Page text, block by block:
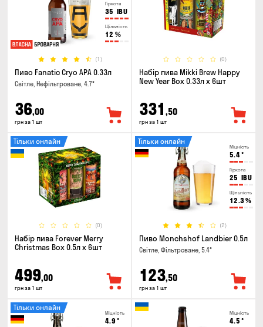
Гіркота
35 IBU
Щільність
12 %
(1)
Пиво Fanatic Cryo APA 0.33л
Світле, Нефільтроване, 4.7°
36,00
грн за 1 шт
(0)
Набір пива Mikki Brew Happy
New Year Box 0.33л x 6шт
331 ,50
грн за 1 шт
(0)
Тільки онлайн
Набір пива Forever Merry
Christmas Box 0.5л x 6шт
499,00
грн за 1 шт
Міцність
5.4°
Гіркота
25 IBU
Щільність
12.3%
(2)
Тільки онлайн
Пиво Monchshof Landbier 0.5л
Світле, Фільтроване, 5.4°
123,50
грн за 1 шт
Міцність
4.9 °
Тільки онлайн
Міцність
4.5 °